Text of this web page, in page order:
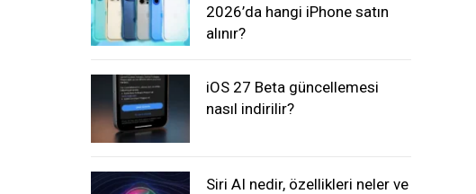
2026’da hangi iPhone satın
alınır?
iOS 27 Beta güncellemesi
nasıl indirilir?
Siri AI nedir, özellikleri neler ve